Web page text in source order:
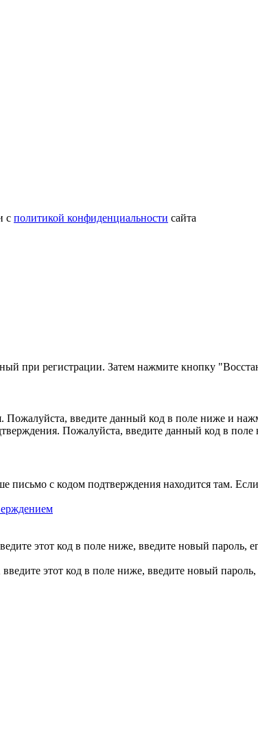
с политикой конфиденциальности сайта
при регистрации. Затем нажмите кнопку
введите данный код в поле ниже и
Пожалуйста, введите данный код в
с кодом подтверждения находится там.
этот код в поле ниже, введите новый пароль,
этот код в поле ниже, введите новый